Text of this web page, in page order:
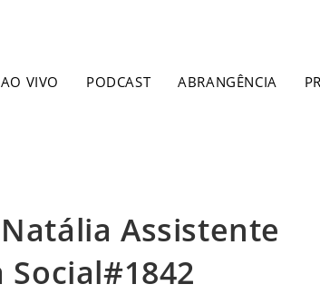
VIVO PODCAST ABRANGÊNCIA
Assistente